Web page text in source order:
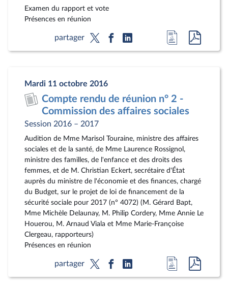
Examen du rapport et vote
Présences en réunion
partager
Accéder
à
document
au
Mardi 11 octobre 2016
Compte rendu de réunion n° 2 -
Commission des affaires sociales
Session 2016 – 2017
Audition de Mme Marisol Touraine, ministre des affaires
sociales et de la santé, de Mme Laurence Rossignol,
ministre des familles, de l'enfance et des droits des
femmes, et de M. Christian Eckert, secrétaire d'État
auprès du ministre de l'économie et des finances, chargé
du Budget, sur le projet de loi de financement de la
sécurité sociale pour 2017 (n° 4072) (M. Gérard Bapt,
Mme Michèle Delaunay, M. Philip Cordery, Mme Annie Le
Houerou, M. Arnaud Viala et Mme Marie-Françoise
Clergeau, rapporteurs)
Présences en réunion
partager
Accéder
à
au